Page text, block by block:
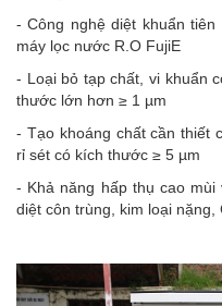
- Công nghệ diệt khuẩn tiên
máy lọc nước R.O FujiE
- Loại bỏ tạp chất, vi khuẩn
thước lớn hơn ≥ 1 µm
- Tạo khoáng chất cần thiết
rỉ sét có kích thước ≥ 5 µm
- Khả năng hấp thụ cao
diệt côn trùng, kim loại nặng,